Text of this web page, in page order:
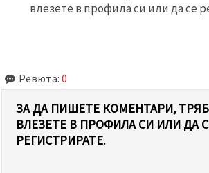
влезете в профила си или да се
Ревюта: 0
ЗА ДА ПИШЕТЕ КОМЕНТАРИ,
ВЛЕЗЕТЕ В ПРОФИЛА СИ ИЛИ ДА
РЕГИСТРИРАТЕ.